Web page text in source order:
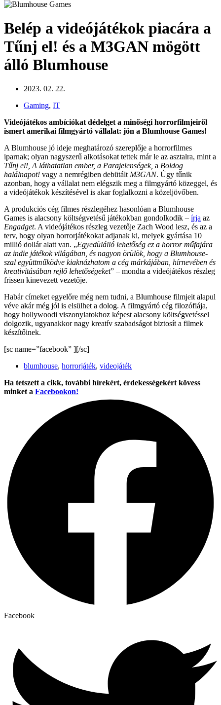
Belép a videójátékok piacára a
Tűnj el! és a M3GAN mögött
álló Blumhouse
2023. 02. 22.
Gaming, IT
Videójátékos ambíciókat dédelget a minőségi horrorfilmjeiről
ismert amerikai filmgyártó vállalat: jön a Blumhouse Games!
A Blumhouse jó ideje meghatározó szereplője a horrorfilmes
iparnak; olyan nagyszerű alkotásokat tettek már le az asztalra, mint a
Tűnj el!, A láthatatlan ember, a Parajelenségek, a Boldog
halálnapot! vagy a nemrégiben debütáltM3GAN. Úgy tűnik
azonban, hogy a vállalat nem elégszik meg a filmgyártó közeggel, és
a videójátékok készítésével is akar foglalkozni a közeljövőben.
A produkciós cég filmes részlegéhez hasonlóan a Blumhouse
Games is alacsony költségvetésű játékokban gondolkodik – írja az
Engadget. A videójátékos részleg vezetője Zach Wood lesz, és az a
terv, hogy olyan horrorjátékokat adjanak ki, melyek gyártása 10
millió dollár alatt van. „Egyedülálló lehetőség ez a horror műfajára
az indie játékok világában, és nagyon örülök, hogy a Blumhouse-
szal együttműködve kiaknázhatom a cég márkájában, hírnevében és
kreativitásában rejlő lehetőségeket” – mondta a videójátékos részleg
frissen kinevezett vezetője.
Habár címeket egyelőre még nem tudni, a Blumhouse filmjeit alapul
véve akár még jól is elsülhet a dolog. A filmgyártó cég filozófiája,
hogy hollywoodi viszonylatokhoz képest alacsony költségvetéssel
dolgozik, ugyanakkor nagy kreatív szabadságot biztosít a filmek
készítőinek.
[sc name=”facebook” ][/sc]
blumhouse, horrorjáték, videojáték
Ha tetszett a cikk, további hírekért, érdekességekért kövess
minket a Facebookon!
Facebook